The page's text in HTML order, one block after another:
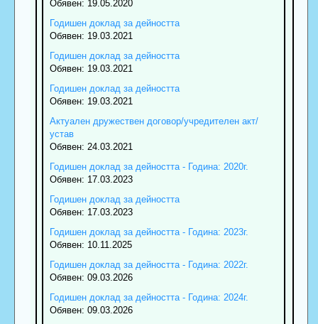
Обявен: 19.05.2020
Годишен доклад за дейността
Обявен: 19.03.2021
Годишен доклад за дейността
Обявен: 19.03.2021
Годишен доклад за дейността
Обявен: 19.03.2021
Актуален дружествен договор/учредителен акт/
устав
Обявен: 24.03.2021
Годишен доклад за дейността - Година: 2020г.
Обявен: 17.03.2023
Годишен доклад за дейността
Обявен: 17.03.2023
Годишен доклад за дейността - Година: 2023г.
Обявен: 10.11.2025
Годишен доклад за дейността - Година: 2022г.
Обявен: 09.03.2026
Годишен доклад за дейността - Година: 2024г.
Обявен: 09.03.2026